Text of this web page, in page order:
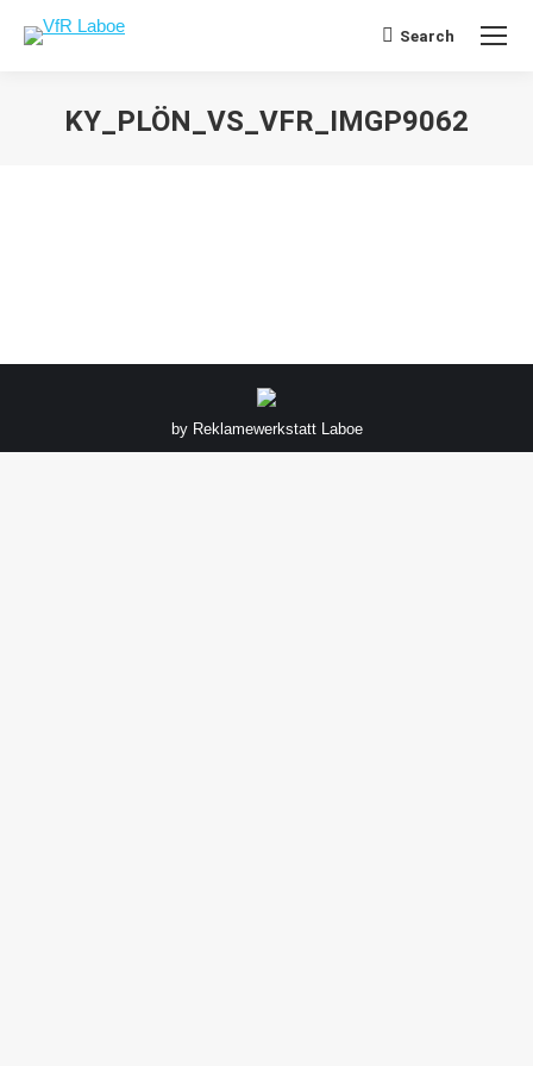
Search:
Search
KY_PLÖN_VS_VFR_IMGP9062
by Reklamewerkstatt Laboe